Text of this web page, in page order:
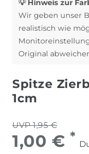
💡 Hinweis zur
Wir geben unser
realistisch wie
Original
Spitze
1cm
UVP 1,95 €
1,00 € *